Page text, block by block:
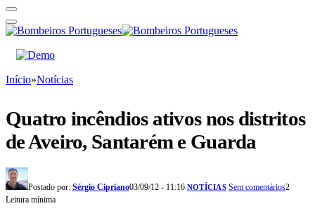
Início»Notícias
Quatro incêndios ativos nos distritos
de Aveiro, Santarém e Guarda
Postado por: Sérgio Cipriano03/09/12 - 11:16 NOTÍCIAS Sem comentários2
Leitura mínima